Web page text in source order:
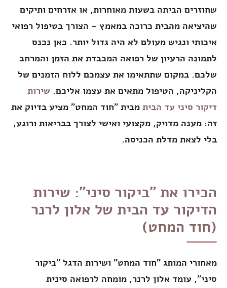
שחוזרים הביתה בשעות מאוחרות, או אזרחים ותיקים
שהיציאה מהבית כרוכה במאמץ – הצורך בטיפול רפואי
איכותי ונגיש מעולם לא היה גדול יותר. כאן נכנס
לתמונה הרעיון של רפואה המכבדת את הזמן והמרחב
שלכם. במקום שתתאימו את עצמכם ללוח הזמנים של
הקליניקה, הטיפול מתאים את עצמו אליכם. שירות
דיקור סיני עד הביתמבית "חוד המחט" מציע בדיוק את
זה: מענה מדויק, מקצועי ואישי לצורך בבריאות ורוגע,
בלי לצאת מדלת הכניסה.
הכירו את "ביקור סיני": שירות
הדיקור עד הבית של אלון לרנר
(חוד המחט)
מאחורי המותג "חוד המחט" ושירות הדגל "ביקור
סיני", עומד אלון לרנר, מומחה לרפואה סינית